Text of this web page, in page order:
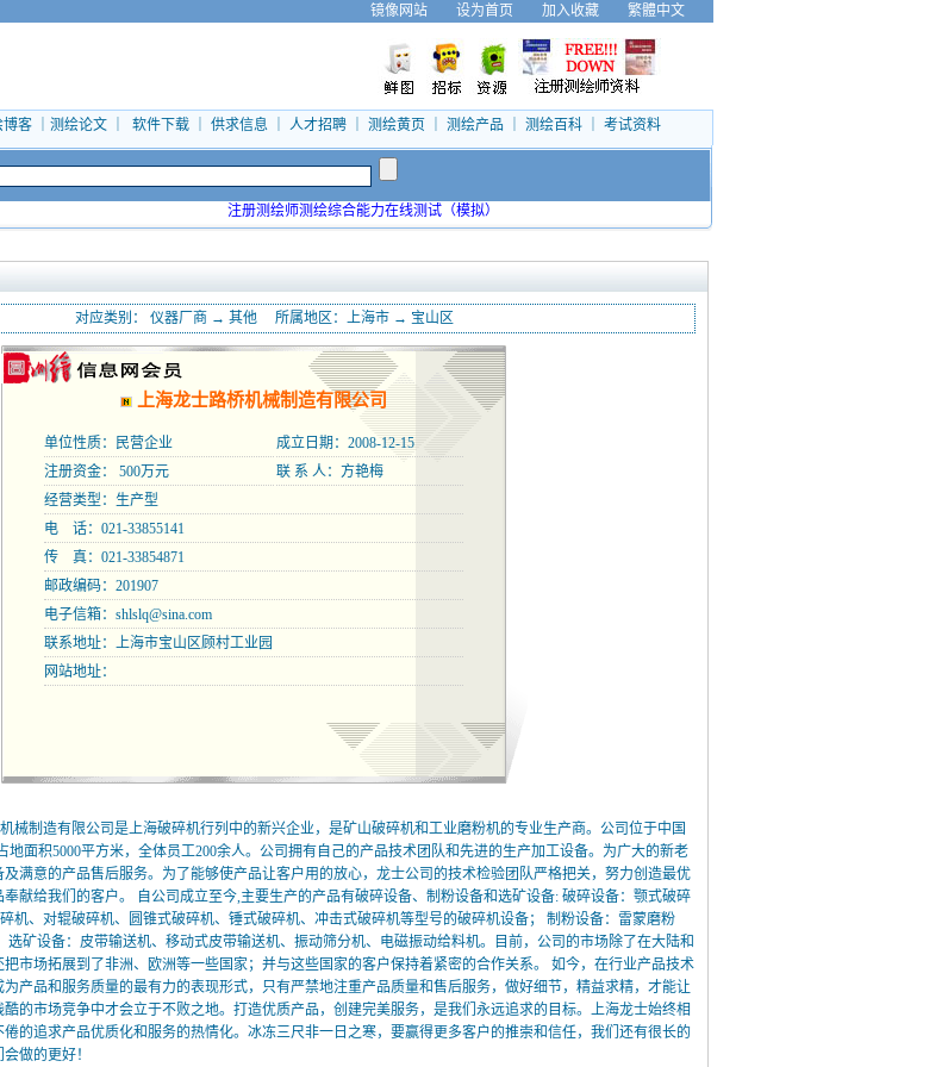
镜像网站 设为首页 加入收藏 繁體中文
博客｜ 测绘论文｜ 软件下载｜ 供求信息｜ 人才招聘｜ 测绘黄页 测绘产品 测绘百科｜ 考试资料
注册测绘师测绘综合能力在线测试（模拟）
对应类别： 仪器厂商 → 其他 所属地区： 上海市 → 宝山区
上海龙士路桥机械制造有限公司
单位性质：民营企业
成立日期：2008-12-15
注册资金： 500万元
联 系 人：方艳梅
经营类型：生产型
电 话：021-33855141
传 真：021-33854871
邮政编码：201907
电子信箱： shlslq@sina.com
联系地址：上海市宝山区顾村工业园
网站地址：
械制造有限公司是上海破碎机行列中的新兴企业，是矿山破碎机和工业磨粉机的专业生产商。公司位于中国
地面积5000平方米，全体员工200余人。公司拥有自己的产品技术团队和先进的生产加工设备。为广大的新老
满意的产品售后服务。为了能够使产品让客户用的放心，龙士公司的技术检验团队严格把关，努力创造最优
献给我们的客户。 自公司成立至今,主要生产的产品有破碎设备、制粉设备和选矿设备: 破碎设备：颚式破碎
机、对辊破碎机、圆锥式破碎机、锤式破碎机、冲击式破碎机等型号的破碎机设备； 制粉设备：雷蒙磨粉
选矿设备：皮带输送机、移动式皮带输送机、振动筛分机、电磁振动给料机。目前，公司的市场除了在大陆和
市场拓展到了非洲、欧洲等一些国家；并与这些国家的客户保持着紧密的合作关系。 如今，在行业产品技术
为产品和服务质量的最有力的表现形式，只有严禁地注重产品质量和售后服务，做好细节，精益求精，才能让
的市场竞争中才会立于不败之地。打造优质产品，创建完美服务，是我们永远追求的目标。上海龙士始终相
的追求产品优质化和服务的热情化。冰冻三尺非一日之寒，要赢得更多客户的推崇和信任，我们还有很长的
做的更好！